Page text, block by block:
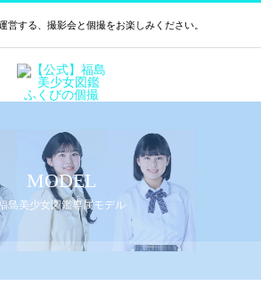
営する、撮影会と個撮をお楽しみください。
MODEL
島美少女図鑑専属モデル